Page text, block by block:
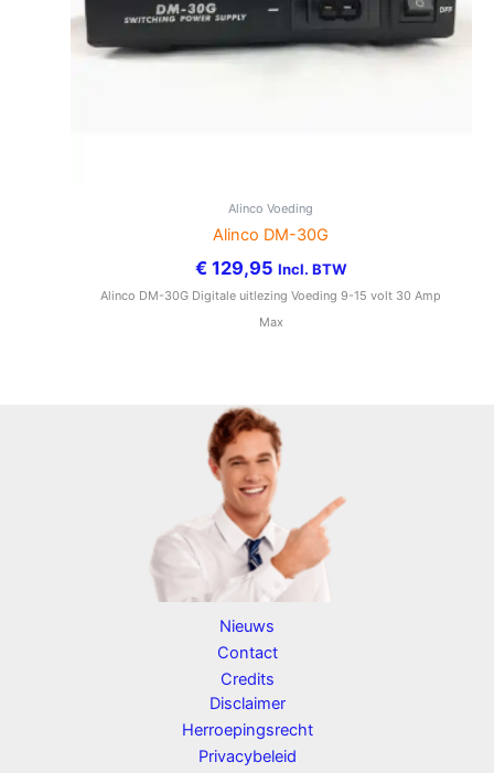
Alinco Voeding
Alinco DM-30G
€129,95 Incl. BTW
Alinco DM-30G Digitale uitlezing Voeding 9-15 volt 30 Amp
Max
Nieuws
Contact
Credits
Disclaimer
Herroepingsrecht
Privacybeleid